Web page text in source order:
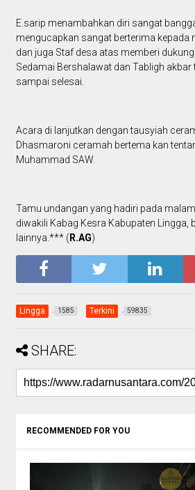
E.sarip menambahkan diri sangat
mengucapkan sangat berterima kepada
dan juga Staf desa atas memberi
Sedamai Bershalawat dan Tabligh
sampai selesai.
Acara di lanjutkan dengan tausyiah
Dhasmaroni ceramah bertema kan
Muhammad SAW.
Tamu undangan yang hadiri pada
diwakili Kabag Kesra Kabupaten Lingga,
lainnya.*** ( R.AG)
Lingga 1585 Terkini 59835
SHARE:
RECOMMENDED FOR YOU